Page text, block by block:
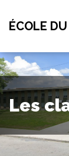
ÉCOLE
Les